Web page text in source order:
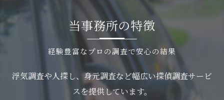
経験豊富なプロの調査で安心の結果
当事務所の特徴
浮気調査や人探し、身元調査など幅広い探偵調査サービ
スを提供しています。